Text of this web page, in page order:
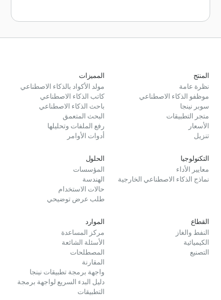
المنتج
نظرة عامة
موظفو الذكاء الاصطناعي
سوبر نينجا
متجر التطبيقات
الأسعار
تنزيل
المميزات
مولد الأكواد بالذكاء الاصطناعي
كاتب الذكاء الاصطناعي
باحث الذكاء الاصطناعي
البحث المتعمق
رفع الملفات وتحليلها
أدوات الأوامر
التكنولوجيا
معايير الأداء
نماذج الذكاء الاصطناعي الخارجية
الحلول
المؤسسات
الهندسة
حالات الاستخدام
طلب عرض توضيحي
القطاع
النفط والغاز
الكيميائية
التصنيع
الموارد
مركز المساعدة
الأسئلة الشائعة
المصطلحات
المقارنة
واجهة برمجة تطبيقات نينجا
دليل البدء السريع لواجهة برمجة
التطبيقات